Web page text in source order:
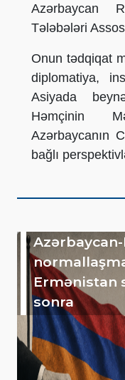
Azərbaycan
Tələbələri
Onun tədqiqat
diplomatiya,
Asiyada
Həmçinin
Azərbaycanın
bağlı
Ermənistan
sonra